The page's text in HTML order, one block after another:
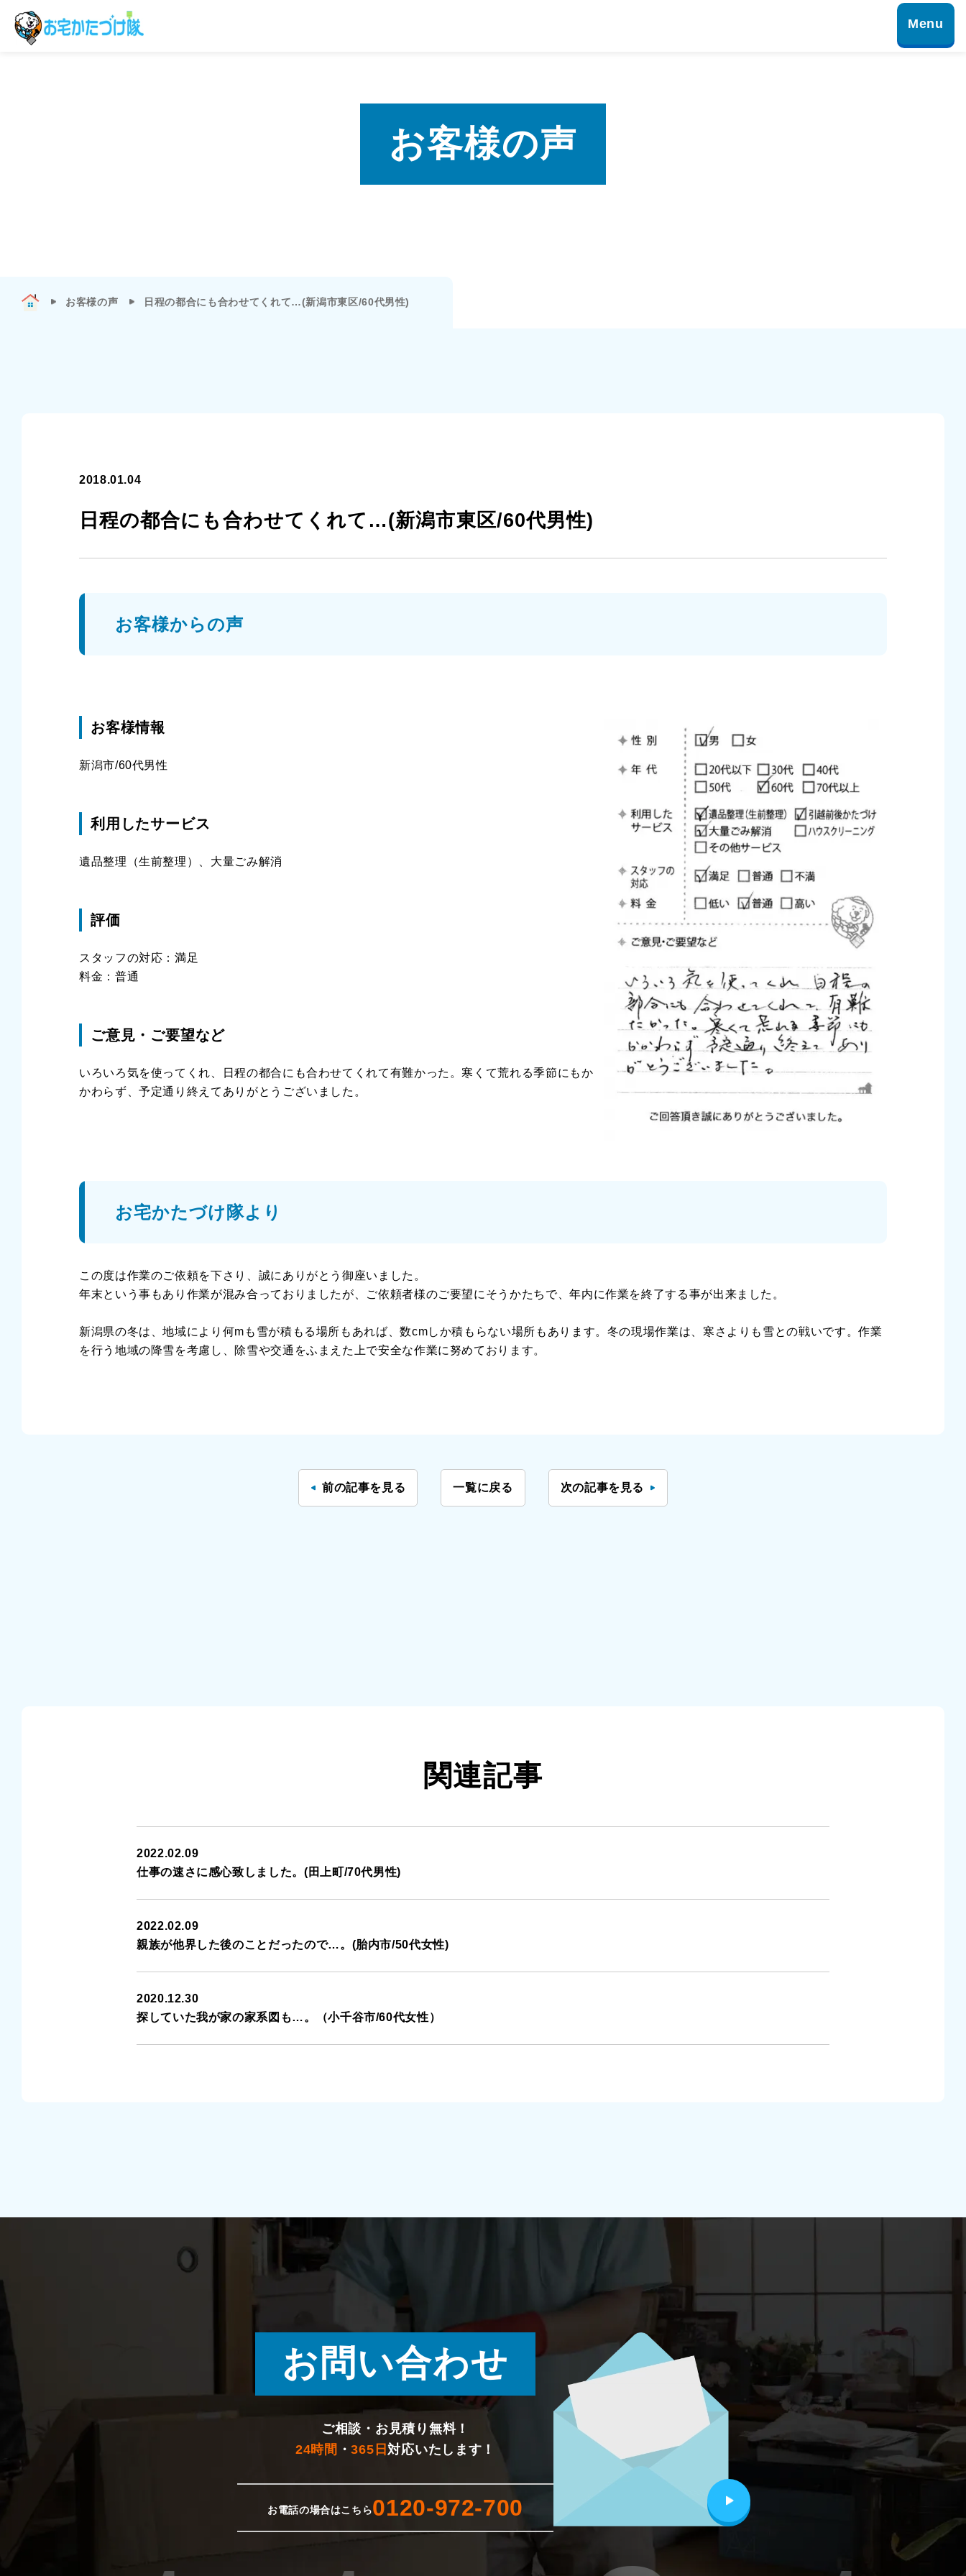
お客様の声
お客様の声 日程の都合にも合わせてくれて…(新潟市東区/60代男性)
2018.01.04
日程の都合にも合わせてくれて…(新潟市東区/60代男性)
お客様からの声
お客様情報
新潟市/60代男性
利用したサービス
遺品整理（生前整理）、大量ごみ解消
評価
スタッフの対応：満足
料金：普通
ご意見・ご要望など
いろいろ気を使ってくれ、日程の都合にも合わせてくれて有難かった。寒くて荒れる季節にもか
かわらず、予定通り終えてありがとうございました。
お宅かたづけ隊より
この度は作業のご依頼を下さり、誠にありがとう御座いました。
年末という事もあり作業が混み合っておりましたが、ご依頼者様のご要望にそうかたちで、年内に作業を終了する事が出来ました。
新潟県の冬は、地域により何mも雪が積もる場所もあれば、数cmしか積もらない場所もあります。冬の現場作業は、寒さよりも雪との戦いです。作業
を行う地域の降雪を考慮し、除雪や交通をふまえた上で安全な作業に努めております。
前の記事を見る 一覧に戻る 次の記事を見る
関連記事
2022.02.09
仕事の速さに感心致しました。(田上町/70代男性)
2022.02.09
親族が他界した後のことだったので…。(胎内市/50代女性)
2020.12.30
探していた我が家の家系図も…。（小千谷市/60代女性）
お問い合わせ
ご相談・お見積り無料！
24時間 ・365日対応いたします！
お電話の場合はこちら0120-972-700